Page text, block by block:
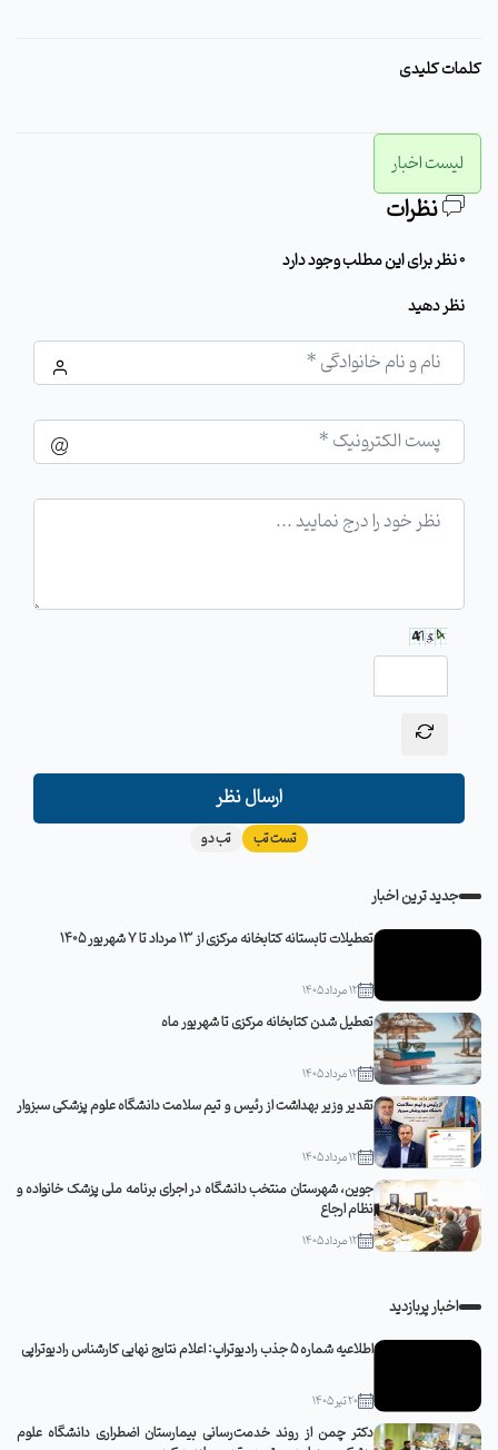
کلمات کلیدی
لیست اخبار
نظرات
0 نظر برای این مطلب وجود دارد
نظر دهید
ارسال نظر
تست تب تب دو
جدید ترین اخبار
تعطیلات تابستانه کتابخانه مرکزی از 13 مرداد تا 7 شهریور 1405
12 مرداد 1405
تعطیل شدن کتابخانه مرکزی تا شهریور ماه
12 مرداد 1405
تقدیر وزیر بهداشت از رئیس و تیم سلامت دانشگاه علوم پزشکی سبزوار
12 مرداد 1405
جوین، شهرستان منتخب دانشگاه در اجرای برنامه ملی پزشک خانواده و
نظام ارجاع
12 مرداد 1405
اخبار پربازدید
اطلاعیه شماره 5 جذب رادیوتراپ: اعلام نتایج نهایی کارشناس رادیوتراپی
20 تیر 1405
دکتر چمن از روند خدمت‌رسانی بیمارستان اضطراری دانشگاه علوم